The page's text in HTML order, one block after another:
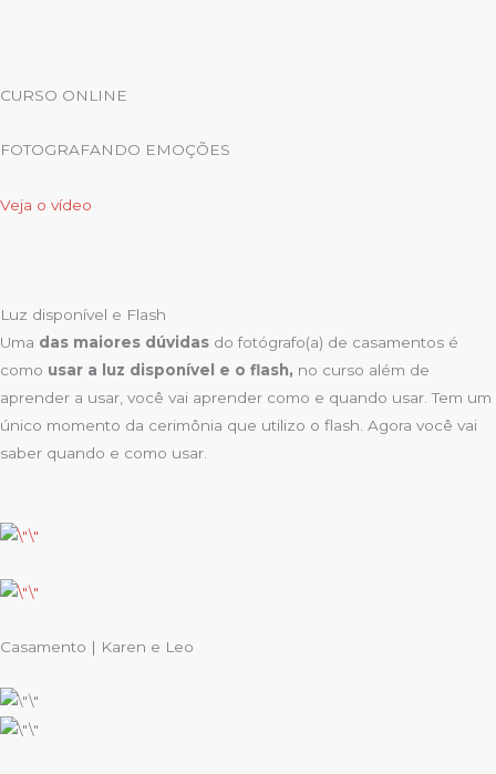
CURSO ONLINE
FOTOGRAFANDO EMOÇÕES
Veja o vídeo
Luz disponível e Flash
Uma das maiores dúvidas do fotógrafo(a) de casamentos é
como usar a luz disponível e o flash, no curso além de
aprender a usar, você vai aprender como e quando usar. Tem um
único momento da cerimônia que utilizo o flash. Agora você vai
saber quando e como usar.
Casamento | Karen e Leo